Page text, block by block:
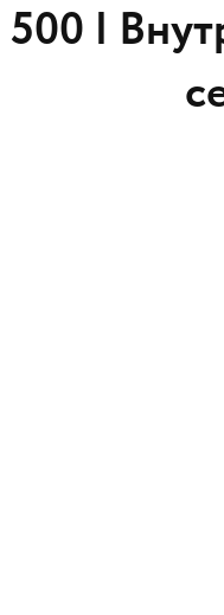
500 |